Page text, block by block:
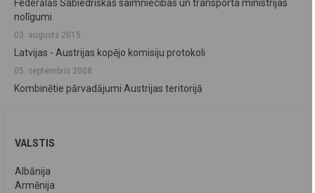
Federālās Sabiedriskās saimniecības un transporta ministrijas
nolīgumi
03. augusts 2015
Latvijas - Austrijas kopējo komisiju protokoli
05. septembris 2008
Kombinētie pārvadājumi Austrijas teritorijā
VALSTIS
Albānija
Armēnija